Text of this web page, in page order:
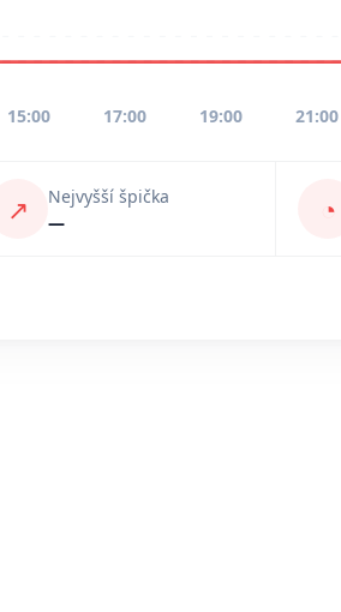
15:00 17:00 19:00 21:00
↗
Nejvyšší špička
—
◔